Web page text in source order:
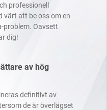
professionell
värt att be oss om en
problem. Oavsett
dig!
av hög
definitivt av
de är överlägset